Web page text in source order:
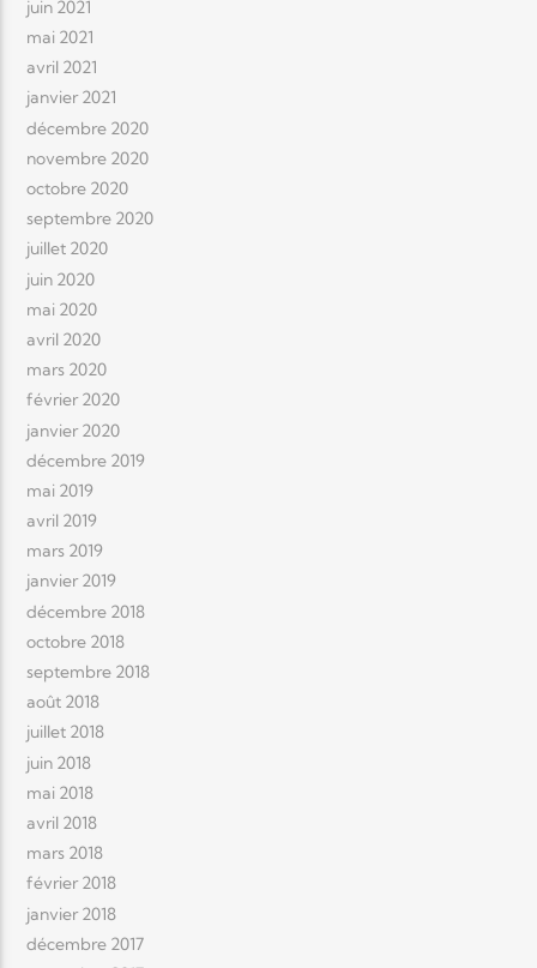
juin 2021
mai 2021
avril 2021
janvier 2021
décembre 2020
novembre 2020
octobre 2020
septembre 2020
juillet 2020
juin 2020
mai 2020
avril 2020
mars 2020
février 2020
janvier 2020
décembre 2019
mai 2019
avril 2019
mars 2019
janvier 2019
décembre 2018
octobre 2018
septembre 2018
août 2018
juillet 2018
juin 2018
mai 2018
avril 2018
mars 2018
février 2018
janvier 2018
décembre 2017